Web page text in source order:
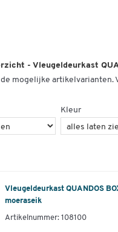
- Vleugeldeurkast
mogelijke
Kleur
Vleugeldeurkast QUANDOS
moeraseik
Artikelnummer: 108100